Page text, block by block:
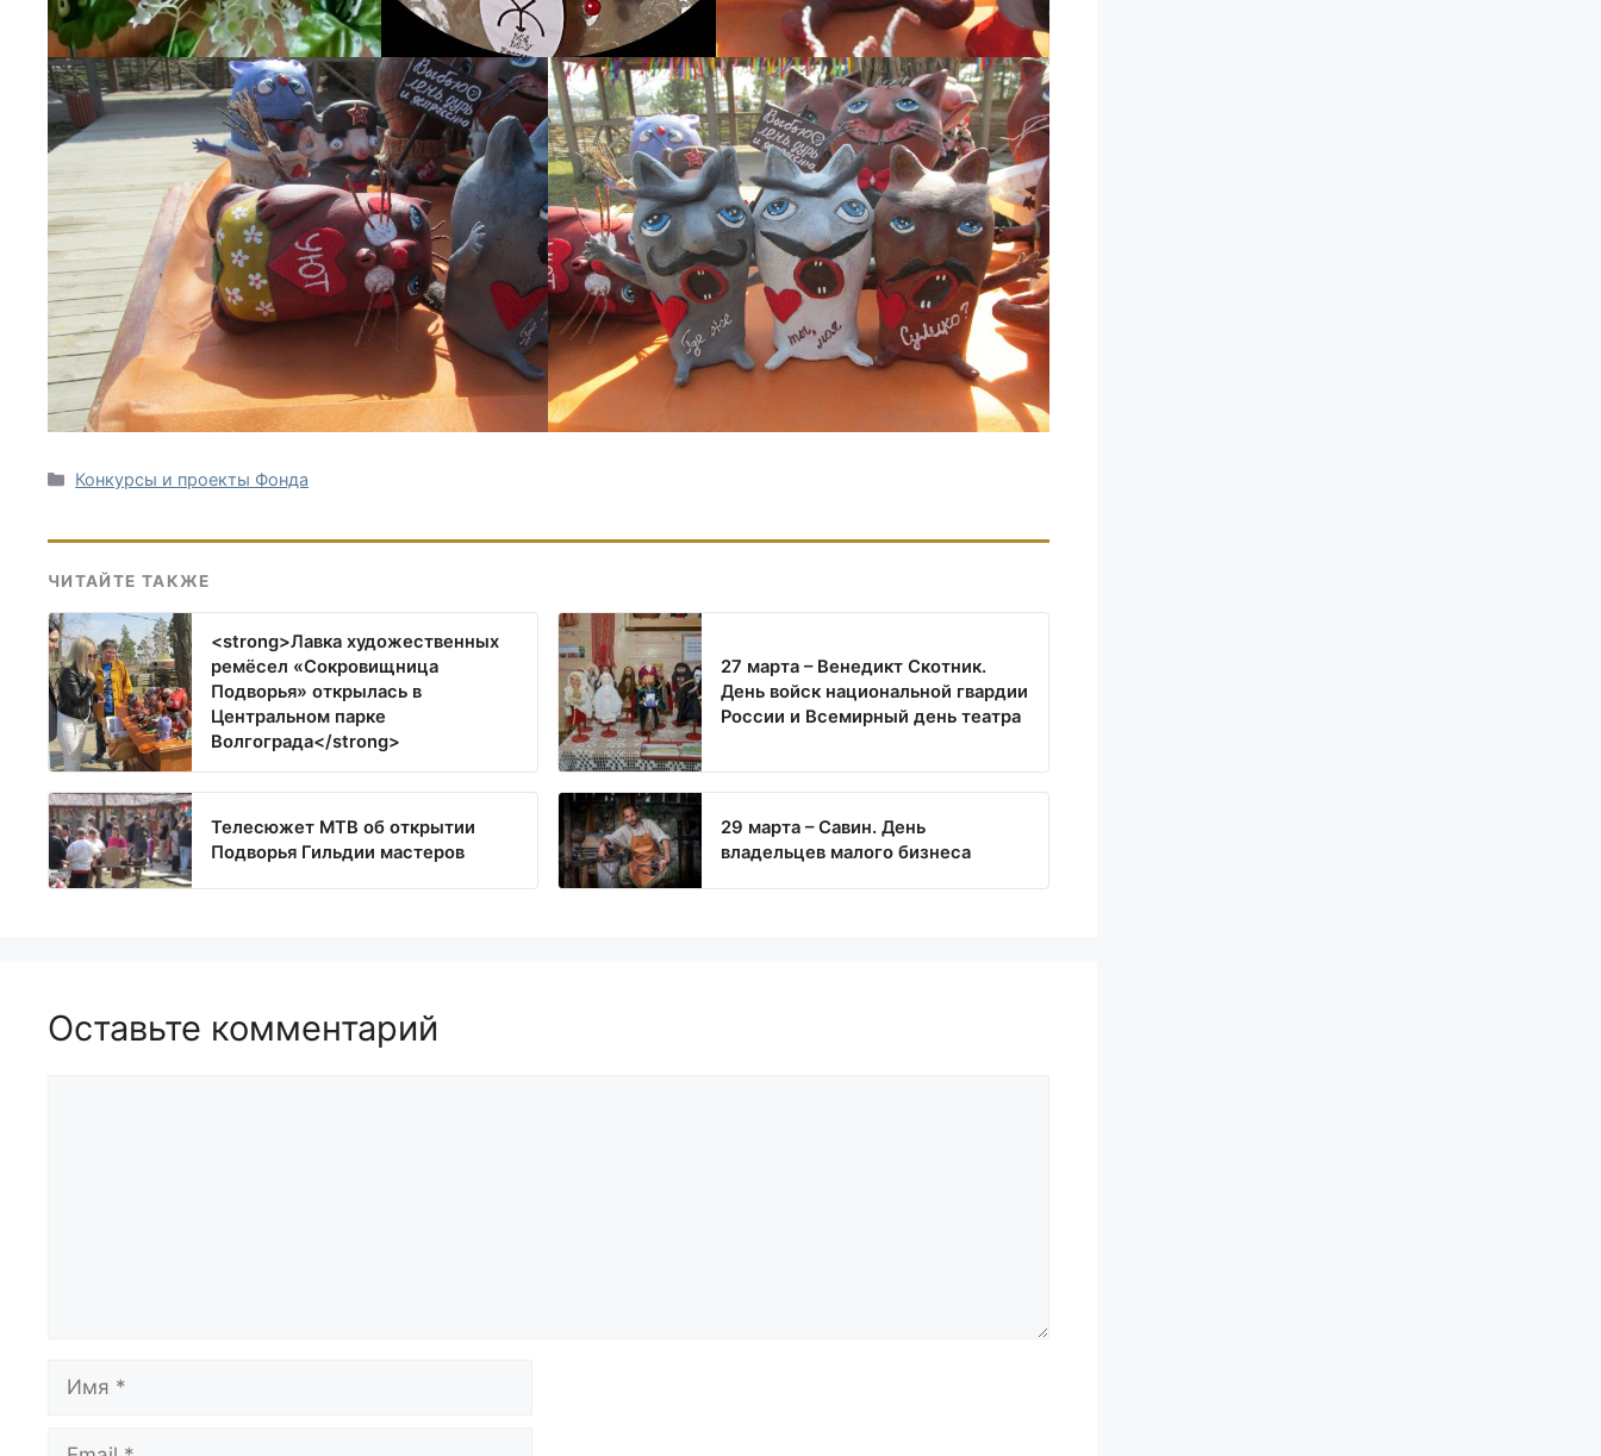
Рубрики
Конкурсы и проекты Фонда
ЧИТАЙТЕ ТАКЖЕ
<strong>Лавка художественных
ремёсел «Сокровищница
Подворья» открылась в
Центральном парке
Волгограда</strong>
27 марта – Венедикт Скотник.
День войск национальной гвардии
России и Всемирный день театра
Телесюжет МТВ об открытии
Подворья Гильдии мастеров
29 марта – Савин. День
владельцев малого бизнеса
Оставьте комментарий
Имя
Email